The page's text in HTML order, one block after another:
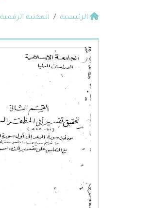
الرئيسية المكتبة الرقمية